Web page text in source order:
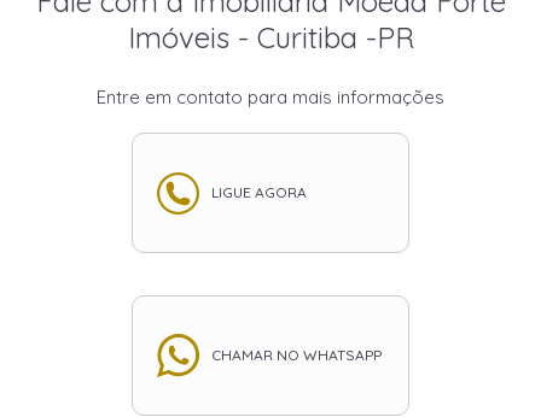
Imóveis - Curitiba -PR
Entre em contato para mais informações
LIGUE AGORA
CHAMAR NO WHATSAPP